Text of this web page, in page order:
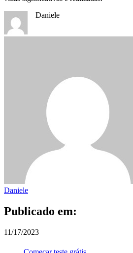
Daniele
Daniele
Publicado em:
11/17/2023